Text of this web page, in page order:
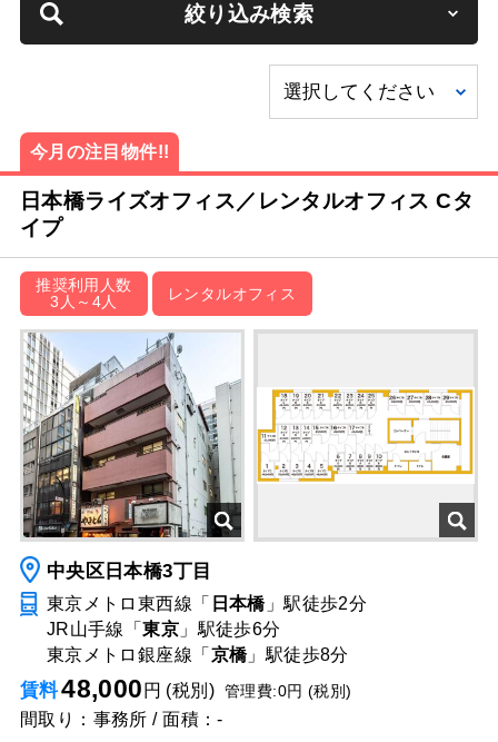
絞り込み検索
今月の注目物件!!
日本橋ライズオフィス／レンタルオフィス Cタ
イプ
推奨利用人数
3人～4人
レンタルオフィス
中央区日本橋3丁目
東京メトロ東西線「 日本橋」駅徒歩2分
JR山手線「東京 」駅徒歩6分
東京メトロ銀座線「 京橋」駅徒歩8分
賃料48,000 円 (税別) 管理費:0円 (税別)
間取り：事務所 / 面積：-